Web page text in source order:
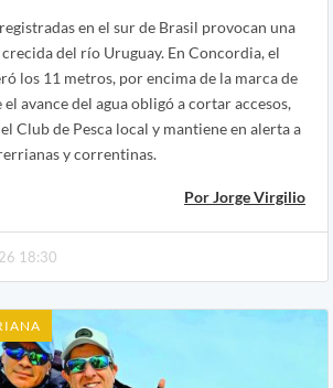
en el sur de Brasil provocan una
del río Uruguay. En Concordia, el
los 11 metros, por encima de la marca de
avance del agua obligó a cortar accesos,
Club de Pesca local y mantiene en alerta a
y correntinas.
Por Jorge Virgilio
18:30